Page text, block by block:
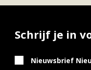
Schrijf je in
Nieuwsbrief